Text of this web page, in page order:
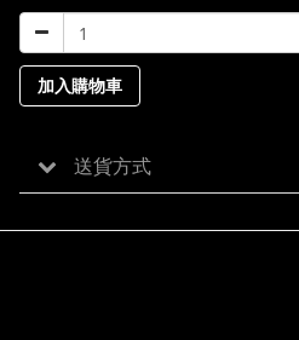
加入購物車
送貨方式